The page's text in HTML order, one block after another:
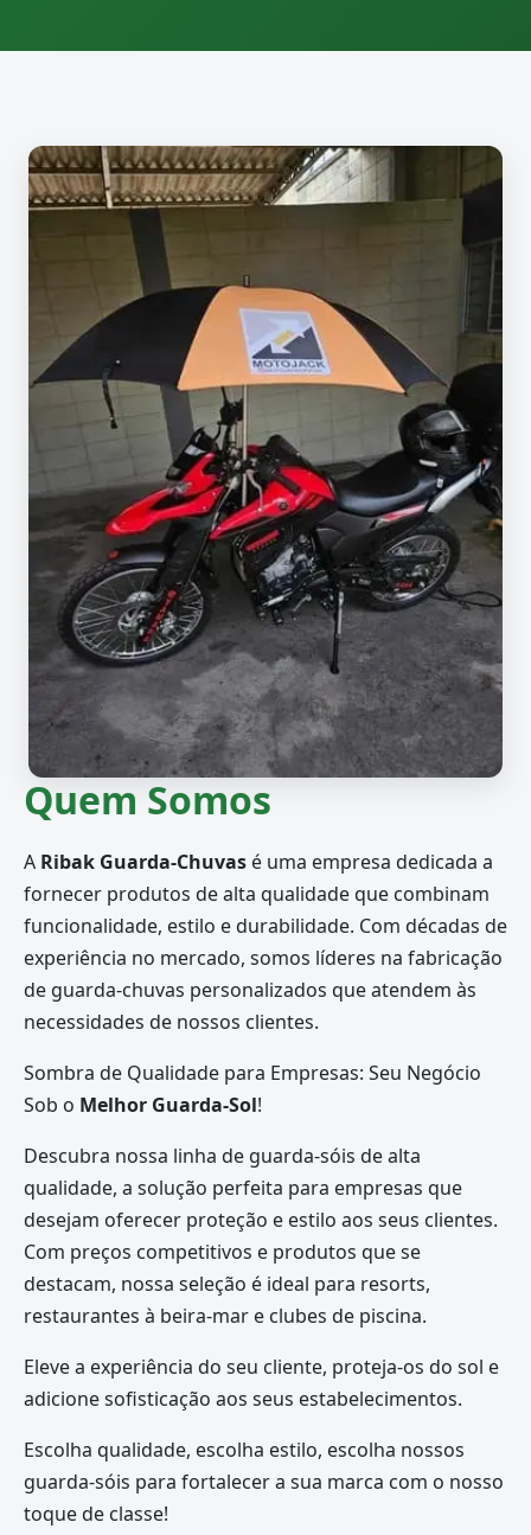
Quem Somos
A Ribak Guarda-Chuvas é uma empresa dedicada a
fornecer produtos de alta qualidade que combinam
funcionalidade, estilo e durabilidade. Com décadas de
experiência no mercado, somos líderes na fabricação
de guarda-chuvas personalizados que atendem às
necessidades de nossos clientes.
Sombra de Qualidade para Empresas: Seu Negócio
Sob o Melhor Guarda-Sol!
Descubra nossa linha de guarda-sóis de alta
qualidade, a solução perfeita para empresas que
desejam oferecer proteção e estilo aos seus clientes.
Com preços competitivos e produtos que se
destacam, nossa seleção é ideal para resorts,
restaurantes à beira-mar e clubes de piscina.
Eleve a experiência do seu cliente, proteja-os do sol e
adicione sofisticação aos seus estabelecimentos.
Escolha qualidade, escolha estilo, escolha nossos
guarda-sóis para fortalecer a sua marca com o nosso
toque de classe!